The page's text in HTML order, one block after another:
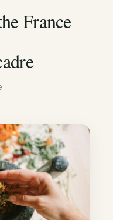
France